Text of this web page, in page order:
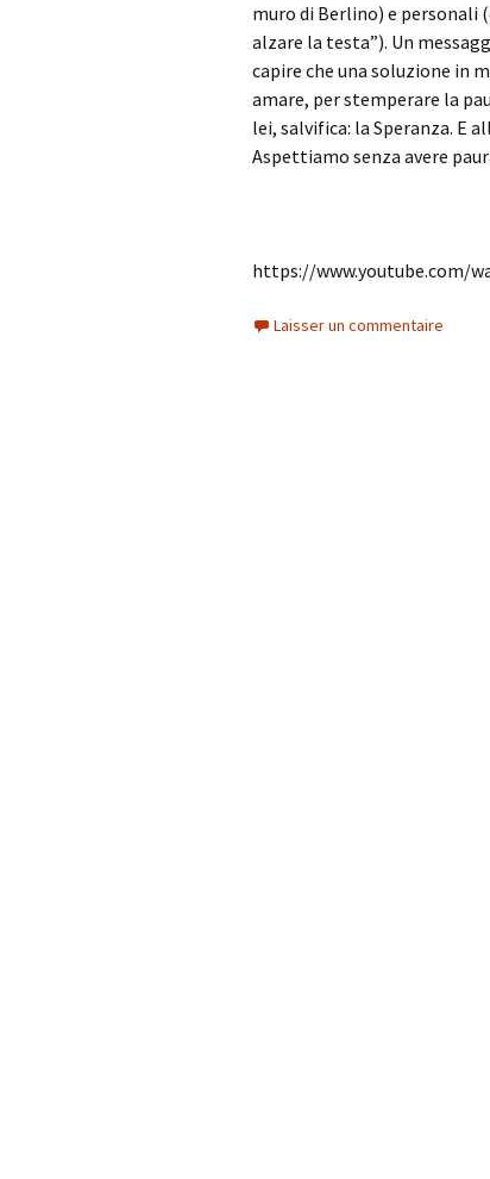
muro di Berlino) e personali
alzare la testa”). Un
capire che una soluzione in
amare, per stemperare la
lei, salvifica: la Speranza. E
Aspettiamo senza avere
https://www.youtube.com/
Laisser un commentaire